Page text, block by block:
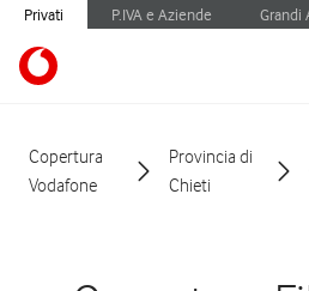
Privati P.IVA e Aziende Grandi
Copertura
Vodafone
Provincia di
Chieti